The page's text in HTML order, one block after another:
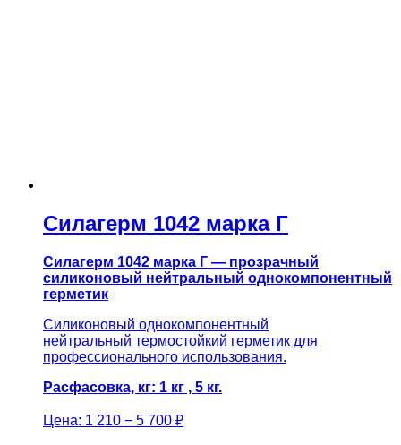
Силагерм 1042 марка Г
Силагерм 1042 марка Г — прозрачный
силиконовый нейтральный однокомпонентный
герметик
Силиконовый однокомпонентный
нейтральный термостойкий герметик для
профессионального использования.
Расфасовка, кг: 1 кг , 5 кг.
Цена: 1 210 − 5 700 ₽